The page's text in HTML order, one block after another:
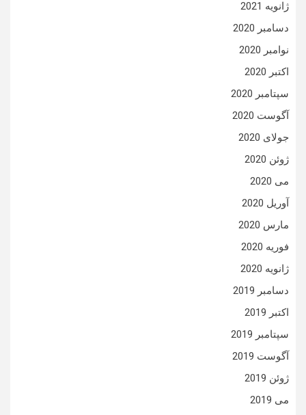
ژانویه 2021
دسامبر 2020
نوامبر 2020
اکتبر 2020
سپتامبر 2020
آگوست 2020
جولای 2020
ژوئن 2020
می 2020
آوریل 2020
مارس 2020
فوریه 2020
ژانویه 2020
دسامبر 2019
اکتبر 2019
سپتامبر 2019
آگوست 2019
ژوئن 2019
می 2019